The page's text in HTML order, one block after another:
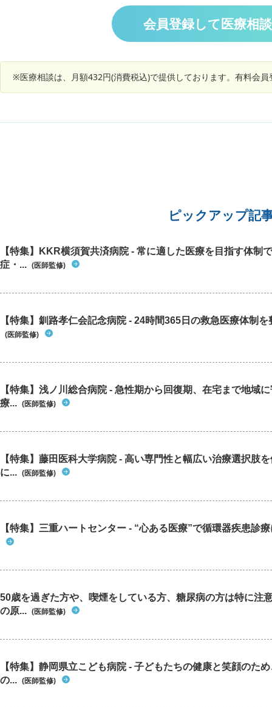
があまり摂れないのですが、特に味付けのしてあ
る物がダメなようです。甘いものは特に吐き気を
催します。 無添加のナッツや玄米フレークは食べ
やすいようです。これは、ガンに因る味覚の変化
す。 みぞおち辺りでムカムカする感じもあるよう
です。このムカつき感は腹水の影響でしょうか？
会員登録して医療相
※医療相談は、月額432円(消費税込)で提供しております。有料会
ピックアップ記
【特集】KKR横須賀共済病院 - 常に適した医療を目指す体制
症・... (医師監修)
【特集】釧路孝仁会記念病院 - 24時間365日の救急医療体制
(医師監修)
【特集】浅ノ川総合病院 - 急性期から回復期、在宅まで地域
療... (医師監修)
【特集】藤田医科大学病院 - 高い専門性と幅広い治療選択肢
に... (医師監修)
【特集】三重ハートセンター - “心ある医療”で循環器疾患診
50歳を過ぎた方や、喫煙をしている方、糖尿病の方は特に注
の原... (医師監修)
【特集】静岡県立こども病院 - 子どもたちの健康と笑顔のた
の... (医師監修)